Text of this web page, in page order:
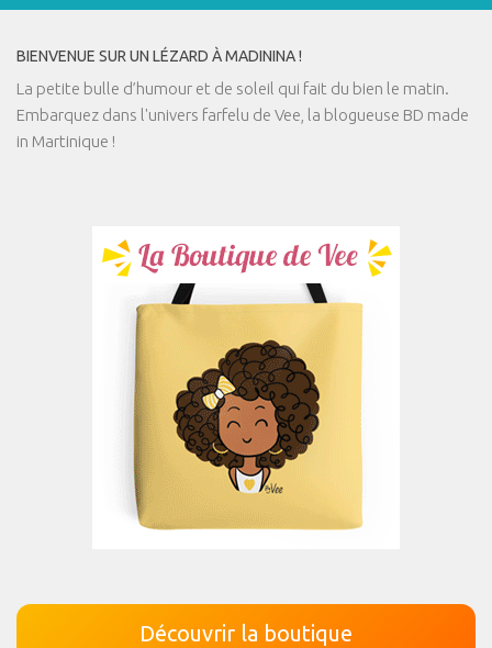
BIENVENUE SUR UN LÉZARD À MADININA !
La petite bulle d’humour et de soleil qui fait du bien le matin.
Embarquez dans l'univers farfelu de Vee, la blogueuse BD made
in Martinique !
Découvrir la boutique